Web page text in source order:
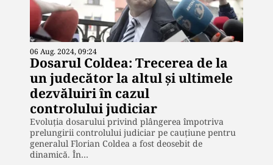
06 Aug. 2024, 09:24
Dosarul Coldea: Trecerea de la
un judecător la altul și ultimele
dezvăluiri în cazul
controlului judiciar
Evoluția dosarului privind plângerea împotriva
prelungirii controlului judiciar pe cauțiune pentru
generalul Florian Coldea a fost deosebit de
dinamică. În…